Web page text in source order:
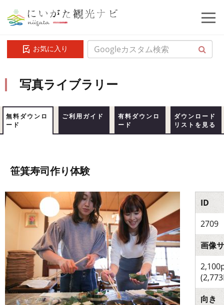
お気に入り
写真ライブラリー
無料ダウンロ
ード
ご利用ガイド
有料ダウンロ
ード
ダウンロード
リストを見る
笹箕寿司作り体験
ID
2709
画像
向き